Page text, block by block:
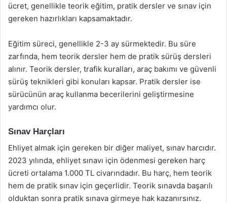
ücret, genellikle teorik eğitim, pratik dersler ve sınav için
gereken hazırlıkları kapsamaktadır.
Eğitim süreci, genellikle 2-3 ay sürmektedir. Bu süre
zarfında, hem teorik dersler hem de pratik sürüş dersleri
alınır. Teorik dersler, trafik kuralları, araç bakımı ve güvenli
sürüş teknikleri gibi konuları kapsar. Pratik dersler ise
sürücünün araç kullanma becerilerini geliştirmesine
yardımcı olur.
Sınav Harçları
Ehliyet almak için gereken bir diğer maliyet, sınav harcıdır.
2023 yılında, ehliyet sınavı için ödenmesi gereken harç
ücreti ortalama 1.000 TL civarındadır. Bu harç, hem teorik
hem de pratik sınav için geçerlidir. Teorik sınavda başarılı
olduktan sonra pratik sınava girmeye hak kazanırsınız.